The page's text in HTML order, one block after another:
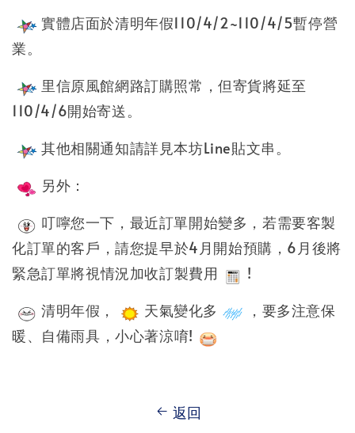
實體店面於清明年假110/4/2~110/4/5暫停營
業。
里信原風館網路訂購照常，但寄貨將延至
110/4/6開始寄送。
其他相關通知請詳見本坊Line貼文串。
另外：
叮嚀您一下，最近訂單開始變多，若需要客製
化訂單的客戶，請您提早於4月開始預購，6月後將
緊急訂單將視情況加收訂製費用
!
清明年假，
天氣變化多
，要多注意保
暖、自備雨具，小心著涼唷!
返回